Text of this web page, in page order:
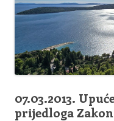
07.03.2013.
prijedloga